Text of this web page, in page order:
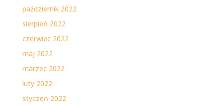
październik 2022
sierpień 2022
czerwiec 2022
maj 2022
marzec 2022
luty 2022
styczeń 2022